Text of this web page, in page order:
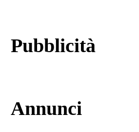
Pubblicità
Annunci